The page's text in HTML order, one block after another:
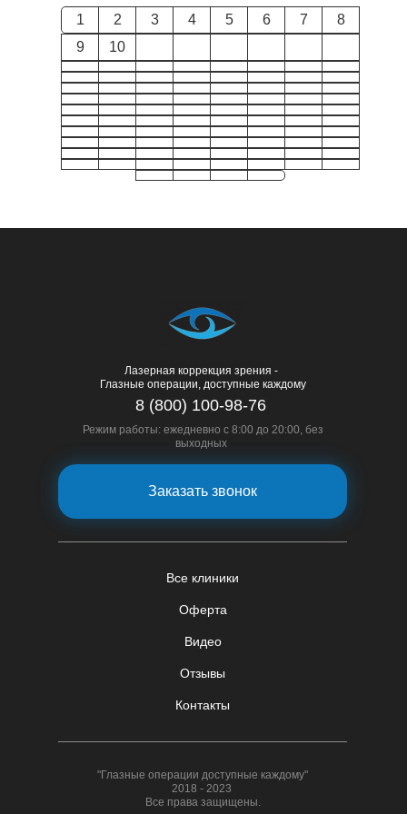
1 2 3 4 5 6 7
8
9
10
Лазерная коррекция зрения -
Глазные операции, доступные каждому
Оферта
Видео
Все клиники
Отзывы
Контакты
8 (800) 100-98-76
Режим работы: ежедневно с 8:00 до 20:00, без
выходных
Заказать звонок
"Глазные операции доступные каждому"
2018 - 2023
Все права защищены.